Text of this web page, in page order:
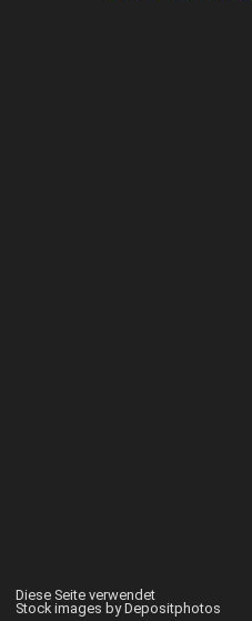
Diese Seite verwendet
Stock images by Depositphotos